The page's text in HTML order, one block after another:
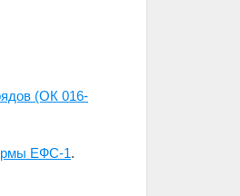
(ОК 016-
ЕФС-1.